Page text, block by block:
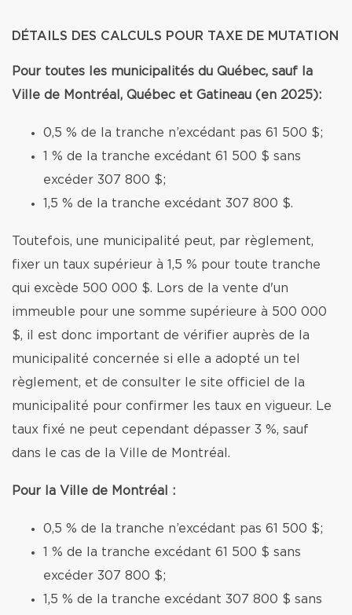
DÉTAILS DES CALCULS POUR TAXE DE MUTATION
Pour toutes les municipalités du Québec, sauf la
Ville de Montréal, Québec et Gatineau (en 2025):
0,5 % de la tranche n’excédant pas 61 500 $;
1 % de la tranche excédant 61 500 $ sans
excéder 307 800 $;
1,5 % de la tranche excédant 307 800 $.
Toutefois, une municipalité peut, par règlement,
fixer un taux supérieur à 1,5 % pour toute tranche
qui excède 500 000 $. Lors de la vente d'un
immeuble pour une somme supérieure à 500 000
$, il est donc important de vérifier auprès de la
municipalité concernée si elle a adopté un tel
règlement, et de consulter le site officiel de la
municipalité pour confirmer les taux en vigueur. Le
taux fixé ne peut cependant dépasser 3 %, sauf
dans le cas de la Ville de Montréal.
Pour la Ville de Montréal :
0,5 % de la tranche n’excédant pas 61 500 $;
1 % de la tranche excédant 61 500 $ sans
excéder 307 800 $;
1,5 % de la tranche excédant 307 800 $ sans